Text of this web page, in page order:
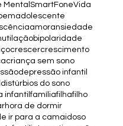
Mental SmartFoneVida
adolescente
amoransiedade
bipolaridade
crescercrescimento
criança sem sono
depressão infantil
distúrbios do sono
infantil famíliafilhafilho
hora de dormir
ir para a camaidoso